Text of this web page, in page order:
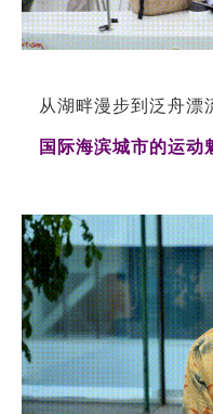
从湖畔漫步到泛舟漂
国际海滨城市的运动